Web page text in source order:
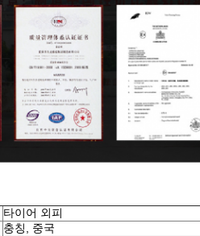
타이어 외피
충칭, 중국